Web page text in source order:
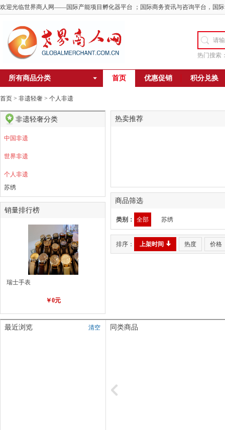
欢迎光临世界商人网——国际产能项目孵化器平台 ；国际商务资讯与咨询平台，国
热门搜索
所有商品分类 首页 优惠促销 积分兑换
首页 > 非遗轻奢 > 个人非遗
非遗轻奢分类
中国非遗
世界非遗
个人非遗
苏绣
销量排行榜
瑞士手表
￥0元
热卖推荐
商品筛选
类别： 全部 苏绣
排序： 上架时间 热度 价格
最近浏览 清空 同类商品